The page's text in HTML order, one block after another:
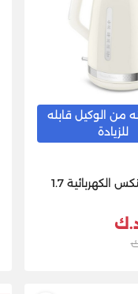
من الوكيل قابله
للزيادة
غلاية مولينكس الكهربائية 1.7